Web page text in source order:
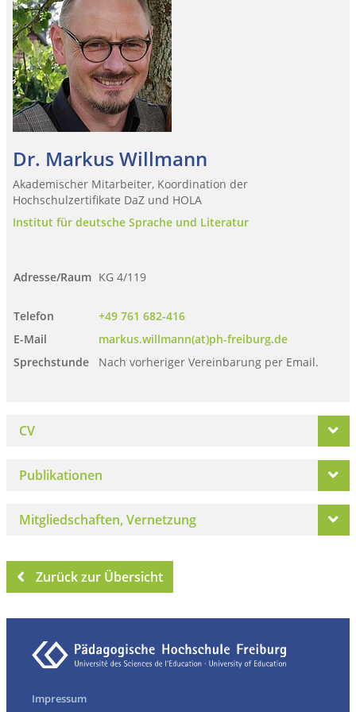
Dr. Markus Willmann
Akademischer Mitarbeiter, Koordination der
Hochschulzertifikate DaZ und HOLA
Institut für deutsche Sprache und Literatur
Adresse/Raum KG 4/119
Telefon
+49 761 682-416
E-Mail
markus.willmann(at)ph-freiburg.de
Sprechstunde
Nach vorheriger Vereinbarung per Email.
CV
Publikationen
Mitgliedschaften, Vernetzung
Zurück zur Übersicht
Impressum